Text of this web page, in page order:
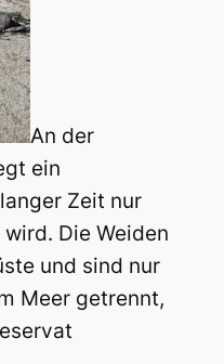
An der
ein
Zeit nur
Die Weiden
und sind nur
Meer getrennt,